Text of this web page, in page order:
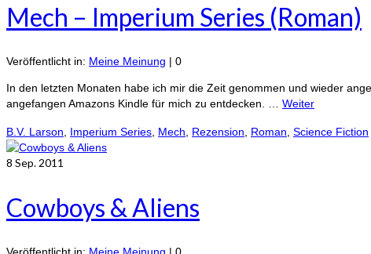
Mech – Imperium Series (Roman)
Veröffentlicht in: Meine Meinung | 0
In den letzten Monaten habe ich mir die Zeit genommen und wieder
angefangen Amazons Kindle für mich zu entdecken. … Weiter
B.V. Larson Imperium Series Mech Rezension Roman Science Fiction
8 Sep. 2011
Cowboys & Aliens